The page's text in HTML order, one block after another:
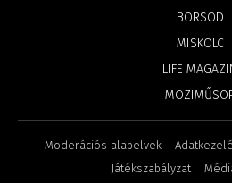
BORSOD
MISKOLC
LIFE
Moderációs alapelvek
Játékszabályzat